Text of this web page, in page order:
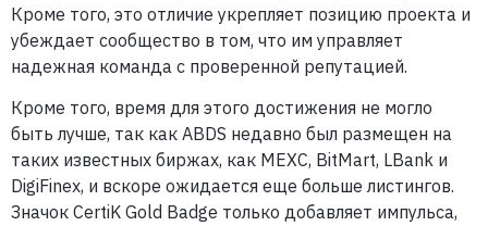
Кроме того, это отличие укрепляет позицию проекта и
убеждает сообщество в том, что им управляет
надежная команда с проверенной репутацией.
Кроме того, время для этого достижения не могло
быть лучше, так как ABDS недавно был размещен на
таких известных биржах, как MEXC, BitMart, LBank и
DigiFinex, и вскоре ожидается еще больше листингов.
Значок CertiK Gold Badge только добавляет импульса,